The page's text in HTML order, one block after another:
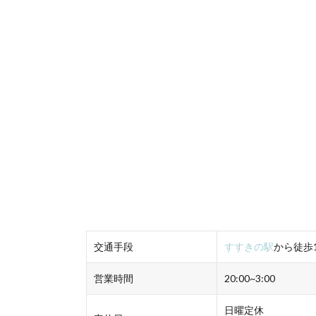
交通手段 すすきの駅から徒
営業時間 20:00~3:00
日曜定休